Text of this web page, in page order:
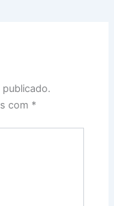
publicado.
com *